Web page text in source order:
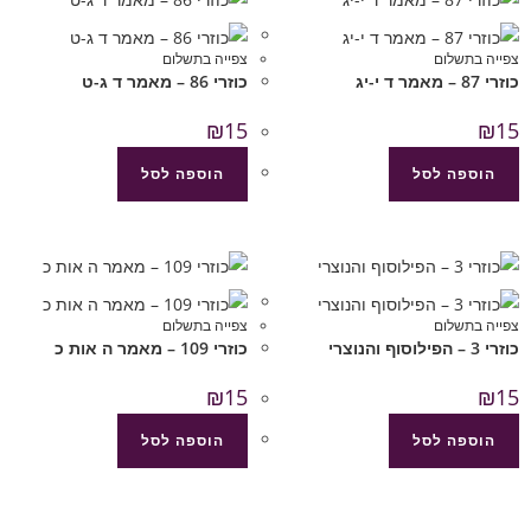
צפייה בתשלום
כוזרי 87 – מאמר ד י-יג
₪15
הוספה לסל
צפייה בתשלום
כוזרי 86 – מאמר ד ג-ט
₪15
הוספה לסל
צפייה בתשלום
כוזרי 3 – הפילוסוף והנוצרי
₪15
הוספה לסל
צפייה בתשלום
כוזרי 109 – מאמר ה אות כ
₪15
הוספה לסל